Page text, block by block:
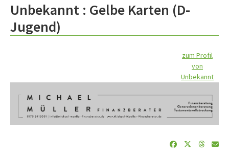
Unbekannt : Gelbe Karten (D-
Jugend)
zum Profil
von
Unbekannt